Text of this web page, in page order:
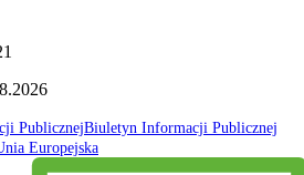
Biuletyn Informacji Publicznej
Europejska